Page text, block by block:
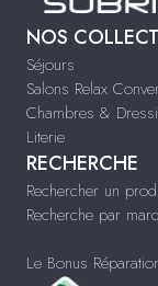
NOS
Séjours
Salons Relax
Chambres &
Literie
RECHERCHE
Rechercher un
Recherche par
Le Bonus